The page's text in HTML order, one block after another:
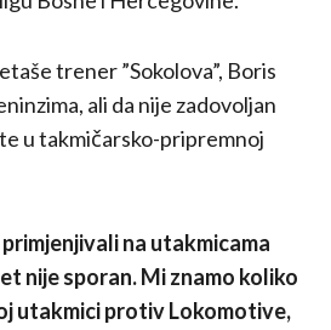
trener ”Sokolova”, Boris
ali da nije zadovoljan
u takmičarsko-pripremnoj
na utakmicama
nije sporan. Mi znamo koliko
utakmici protiv Lokomotive,